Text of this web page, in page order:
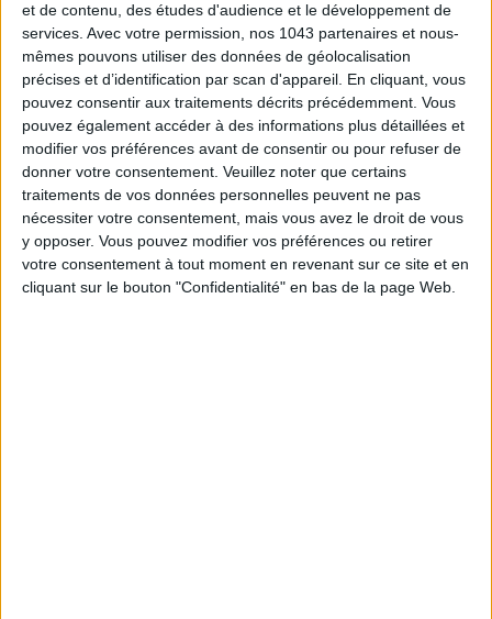
et de contenu, des études d'audience et le développement de
services. Avec votre permission, nos 1043 partenaires et nous-
mêmes pouvons utiliser des données de géolocalisation
précises et d’identification par scan d'appareil. En cliquant, vous
pouvez consentir aux traitements décrits précédemment. Vous
pouvez également accéder à des informations plus détaillées et
modifier vos préférences avant de consentir ou pour refuser de
donner votre consentement. Veuillez noter que certains
traitements de vos données personnelles peuvent ne pas
nécessiter votre consentement, mais vous avez le droit de vous
y opposer. Vous pouvez modifier vos préférences ou retirer
votre consentement à tout moment en revenant sur ce site et en
cliquant sur le bouton "Confidentialité" en bas de la page Web.
LES SNEAKERS STARS DE L’ÉTÉ